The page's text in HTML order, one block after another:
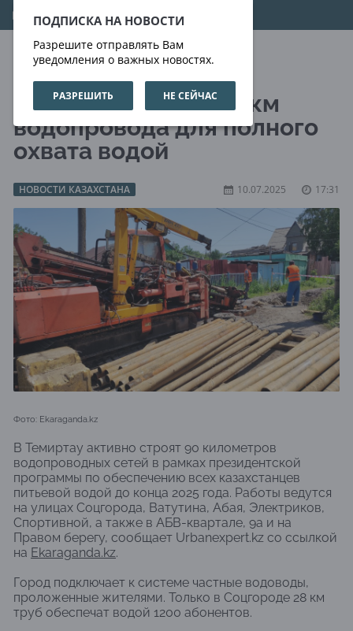
ПОДПИСКА НА НОВОСТИ
Разрешите отправлять Вам
уведомления о важных новостях.
РАЗРЕШИТЬ НЕ СЕЙЧАС
08.08.2026 21:16:28
Темиртау строит 90 км
водопровода для полного
охвата водой
НОВОСТИ КАЗАХСТАНА 10.07.2025 17:31
Фото: Ekaraganda.kz
В Темиртау активно строят 90 километров
водопроводных сетей в рамках президентской
программы по обеспечению всех казахстанцев
питьевой водой до конца 2025 года. Работы ведутся
на улицах Соцгорода, Ватутина, Абая, Электриков,
Спортивной, а также в АБВ-квартале, 9а и на
Правом берегу, сообщает Urbanexpert.kz со ссылкой
на Ekaraganda.kz.
Город подключает к системе частные водоводы,
проложенные жителями. Только в Соцгороде 28 км
труб обеспечат водой 1200 абонентов.